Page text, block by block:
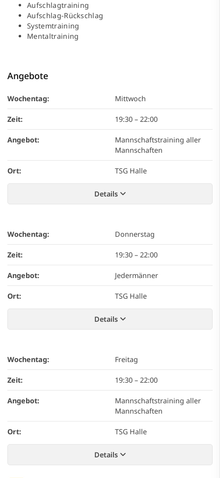
Aufschlagtraining
Aufschlag-Rückschlag
Systemtraining
Mentaltraining
Angebote
Wochentag: Mittwoch
Zeit: 19:30 – 22:00
Angebot:
Mannschaftstraining aller
Mannschaften
Ort: TSG Halle
Details
Wochentag: Donnerstag
Zeit: 19:30 – 22:00
Angebot: Jedermänner
Ort: TSG Halle
Details
Wochentag: Freitag
Zeit: 19:30 – 22:00
Angebot:
Mannschaftstraining aller
Mannschaften
Ort: TSG Halle
Details